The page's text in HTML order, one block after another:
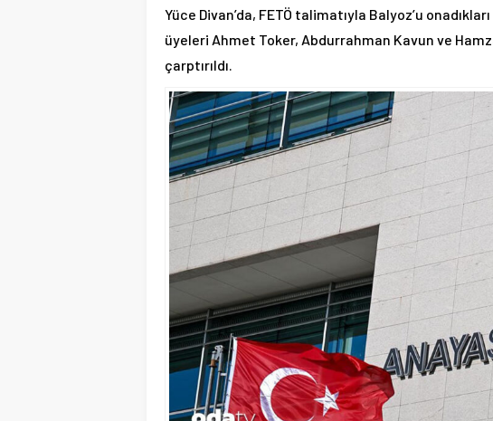
Yüce Divan’da, FETÖ talimatıyla Balyoz’u
üyeleri Ahmet Toker, Abdurrahman Kavun ve Hamza
çarptırıldı.